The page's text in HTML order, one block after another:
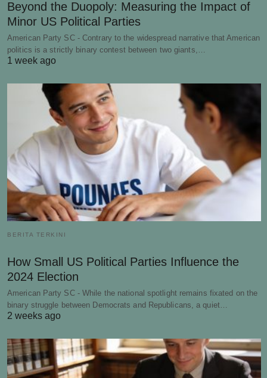
Beyond the Duopoly: Measuring the Impact of
Minor US Political Parties
American Party SC - Contrary to the widespread narrative that American
politics is a strictly binary contest between two giants,…
1 week ago
BERITA TERKINI
How Small US Political Parties Influence the
2024 Election
American Party SC - While the national spotlight remains fixated on the
binary struggle between Democrats and Republicans, a quiet…
2 weeks ago